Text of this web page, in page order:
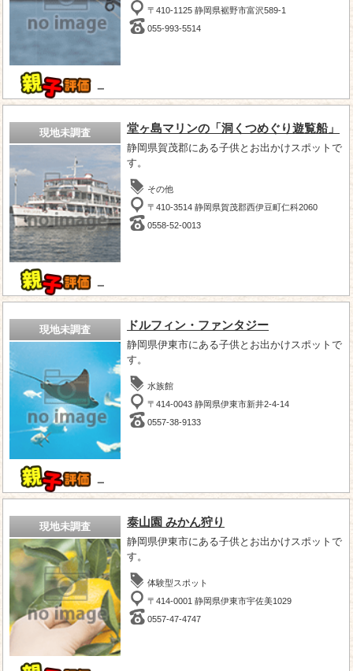
－
〒410-1125 静岡県裾野市富沢589-1
055-993-5514
現地未調査
－
堂ヶ島マリンの「洞くつめぐり遊覧船」
静岡県賀茂郡にある子供とお出かけスポットで
す。
その他
〒410-3514 静岡県賀茂郡西伊豆町仁科2060
0558-52-0013
現地未調査
－
ドルフィン・ファンタジー
静岡県伊東市にある子供とお出かけスポットで
す。
水族館
〒414-0043 静岡県伊東市新井2-4-14
0557-38-9133
現地未調査 泰山園 みかん狩り
静岡県伊東市にある子供とお出かけスポットで
す。
体験型スポット
〒414-0001 静岡県伊東市宇佐美1029
0557-47-4747